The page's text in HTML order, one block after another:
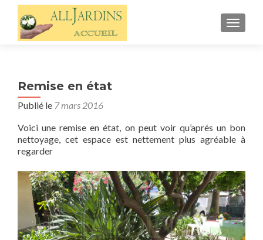
Remise en état
Publié le 7 mars 2016
Voici une remise en état, on peut voir qu’aprés un bon
nettoyage, cet espace est nettement plus agréable à
regarder